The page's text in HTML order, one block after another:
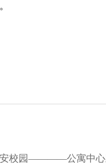
安校园————公寓中心